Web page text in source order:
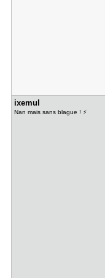
ixemul
Nan mais sans blague ! ⚡